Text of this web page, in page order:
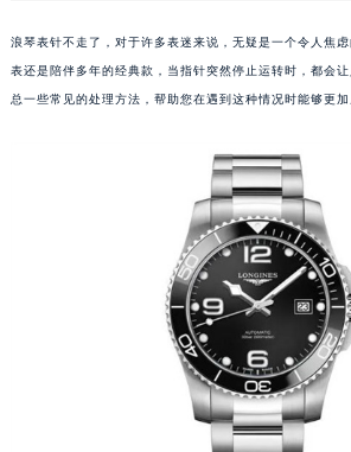
浪琴表针不走了，对于许多表迷来说，无疑是一个令人焦
表还是陪伴多年的经典款，当指针突然停止运转时，都会
总一些常见的处理方法，帮助您在遇到这种情况时能够更加